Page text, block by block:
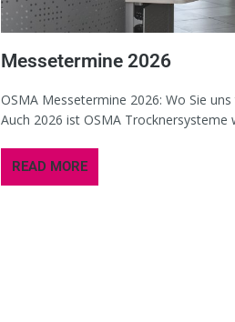
Messetermine 2026
OSMA Messetermine 2026: Wo Sie
Auch 2026 ist OSMA Trocknersysteme
READ MORE